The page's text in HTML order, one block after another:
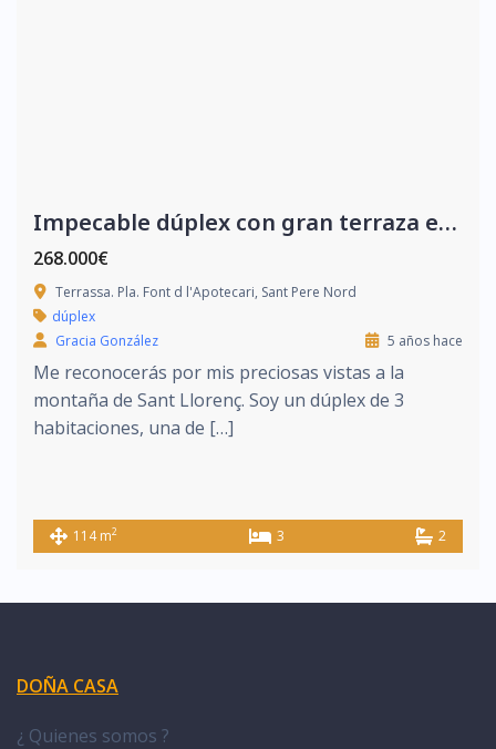
Impecable dúplex con gran terraza en Sant Pere Nord
268.000€
Terrassa. Pla. Font d l'Apotecari, Sant Pere Nord
dúplex
Gracia González
5 años hace
Me reconocerás por mis preciosas vistas a la
montaña de Sant Llorenç. Soy un dúplex de 3
habitaciones, una de […]
114 m2 3 2
DOÑA CASA
¿ Quienes somos ?